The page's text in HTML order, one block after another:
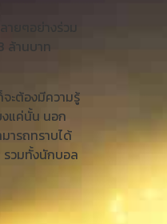
ยๆอย่างร่วม
ล้านบาท
ะต้องมีความรู้
งแค่นั้น นอก
ารถทราบได้
รวมทั้งนักบอล